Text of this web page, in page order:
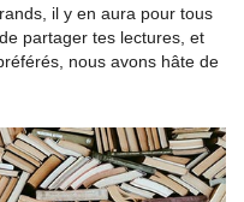
il y en aura pour tous
partager tes lectures, et
nous avons hâte de